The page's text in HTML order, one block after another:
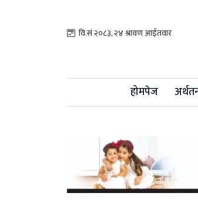
वि.सं २०८३, २४ श्रावण आईतवार
होमपेज